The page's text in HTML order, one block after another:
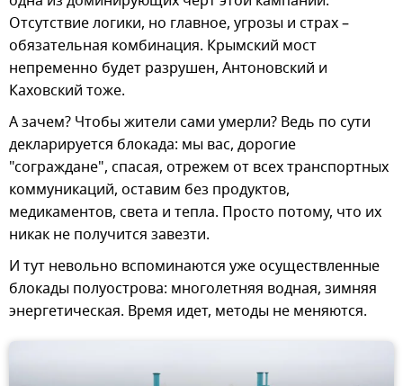
Отсутствие логики, но главное, угрозы и страх –
обязательная комбинация. Крымский мост
непременно будет разрушен, Антоновский и
Каховский тоже.
А зачем? Чтобы жители сами умерли? Ведь по сути
декларируется блокада: мы вас, дорогие
"сограждане", спасая, отрежем от всех транспортных
коммуникаций, оставим без продуктов,
медикаментов, света и тепла. Просто потому, что их
никак не получится завезти.
И тут невольно вспоминаются уже осуществленные
блокады полуострова: многолетняя водная, зимняя
энергетическая. Время идет, методы не меняются.